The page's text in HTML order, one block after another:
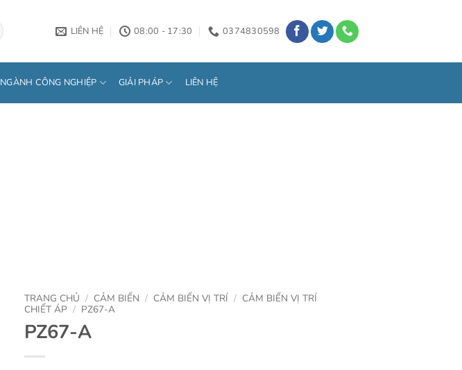
LIÊN HỆ 08:00 - 17:30 0374830598
NGÀNH CÔNG NGHIỆP GIẢI PHÁP LIÊN HỆ
TRANG CHỦ / CẢM BIẾN / CẢM BIẾN VỊ TRÍ / CẢM BIẾN VỊ TRÍ
CHIẾT ÁP / PZ67-A
PZ67-A